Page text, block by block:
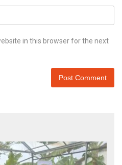
in this browser for the next